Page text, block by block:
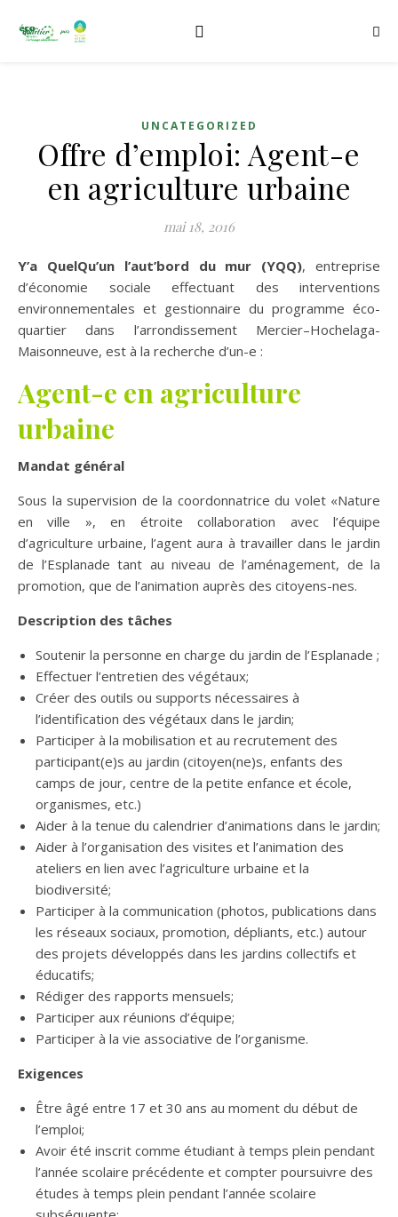
UNCATEGORIZED
Offre d’emploi: Agent-e
en agriculture urbaine
mai 18, 2016
Y’a QuelQu’un l’aut’bord du mur (YQQ), entreprise
d’économie sociale effectuant des interventions
environnementales et gestionnaire du programme éco-
quartier dans l’arrondissement Mercier–Hochelaga-
Maisonneuve, est à la recherche d’un-e :
Agent-e en agriculture
urbaine
Mandat général
Sous la supervision de la coordonnatrice du volet «Nature
en ville », en étroite collaboration avec l’équipe
d’agriculture urbaine, l’agent aura à travailler dans le jardin
de l’Esplanade tant au niveau de l’aménagement, de la
promotion, que de l’animation auprès des citoyens-nes.
Description des tâches
Soutenir la personne en charge du jardin de l’Esplanade ;
Effectuer l’entretien des végétaux;
Créer des outils ou supports nécessaires à
l’identification des végétaux dans le jardin;
Participer à la mobilisation et au recrutement des
participant(e)s au jardin (citoyen(ne)s, enfants des
camps de jour, centre de la petite enfance et école,
organismes, etc.)
Aider à la tenue du calendrier d’animations dans le jardin;
Aider à l’organisation des visites et l’animation des
ateliers en lien avec l’agriculture urbaine et la
biodiversité;
Participer à la communication (photos, publications dans
les réseaux sociaux, promotion, dépliants, etc.) autour
des projets développés dans les jardins collectifs et
éducatifs;
Rédiger des rapports mensuels;
Participer aux réunions d’équipe;
Participer à la vie associative de l’organisme.
Exigences
Être âgé entre 17 et 30 ans au moment du début de
l’emploi;
Avoir été inscrit comme étudiant à temps plein pendant
l’année scolaire précédente et compter poursuivre des
études à temps plein pendant l’année scolaire